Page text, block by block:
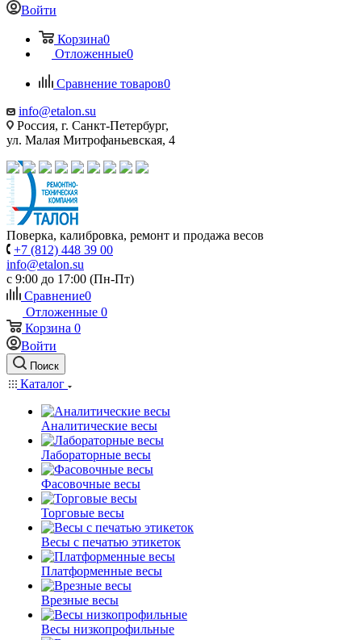
Войти
Корзина0
Отложенные0
Сравнение товаров0
info@etalon.su
Россия, г. Санкт-Петербург,
ул. Малая Митрофаньевская, 4
Поверка, калибровка, ремонт и продажа весов
+7 (812) 448 39 00
info@etalon.su
c 9:00 до 17:00 (Пн-Пт)
Сравнение0
Отложенные 0
Корзина 0
Войти
Поиск
Каталог
Аналитические весы
Лабораторные весы
Фасовочные весы
Торговые весы
Весы с печатью этикеток
Платформенные весы
Врезные весы
Весы низкопрофильные